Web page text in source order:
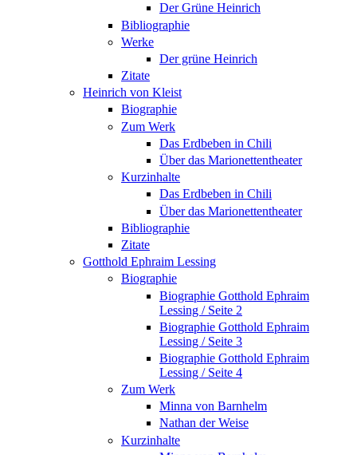
Der Grüne Heinrich
Bibliographie
Werke
Der grüne Heinrich
Zitate
Heinrich von Kleist
Biographie
Zum Werk
Das Erdbeben in Chili
Über das Marionettentheater
Kurzinhalte
Das Erdbeben in Chili
Über das Marionettentheater
Bibliographie
Zitate
Gotthold Ephraim Lessing
Biographie
Biographie Gotthold Ephraim
Lessing / Seite 2
Biographie Gotthold Ephraim
Lessing / Seite 3
Biographie Gotthold Ephraim
Lessing / Seite 4
Zum Werk
Minna von Barnhelm
Nathan der Weise
Kurzinhalte